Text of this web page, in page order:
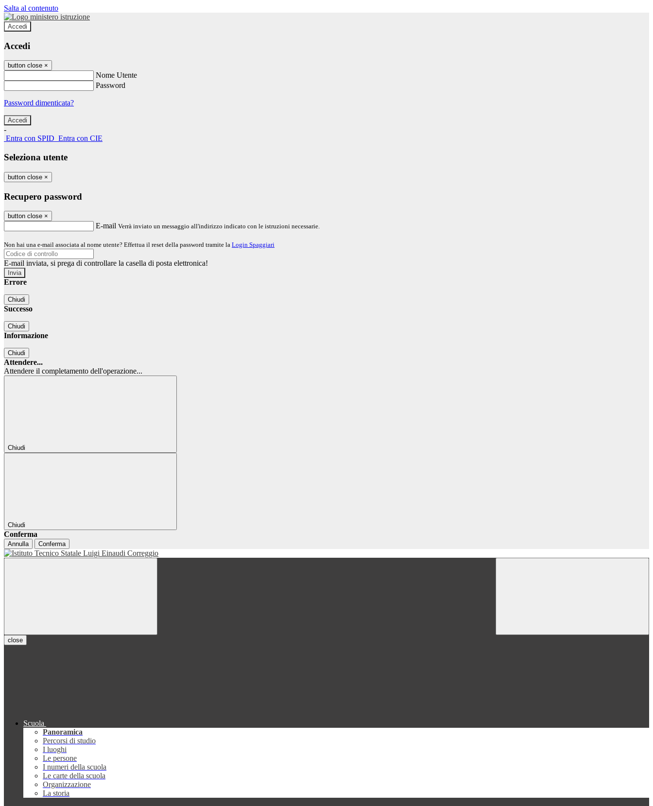
Salta al contenuto
Accedi
Accedi
button close ×
Nome Utente
Password
Password dimenticata?
-
Entra con SPID Entra con CIE
Seleziona utente
button close ×
Recupero password
button close ×
E-mail Verrà inviato un messaggio all'indirizzo indicato con le istruzioni necessarie.
Non hai una e-mail associata al nome utente? Effettua il reset della password tramite la Login Spaggiari
E-mail inviata, si prega di controllare la casella di posta elettronica!
Errore
Chiudi
Successo
Chiudi
Informazione
Chiudi
Attendere...
Attendere il completamento dell'operazione...
Chiudi
Chiudi
Conferma
Annulla Conferma
close
Scuola
Panoramica
Percorsi di studio
I luoghi
Le persone
I numeri della scuola
Le carte della scuola
Organizzazione
La storia